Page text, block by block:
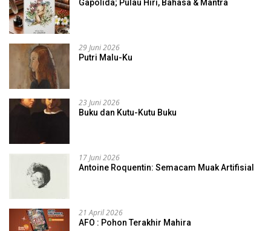
Gapolida; Pulau Hiri, Bahasa & Mantra
29 Juni 2026
Putri Malu-Ku
23 Juni 2026
Buku dan Kutu-Kutu Buku
17 Juni 2026
Antoine Roquentin: Semacam Muak Artifisial
21 April 2026
AFO : Pohon Terakhir Mahira